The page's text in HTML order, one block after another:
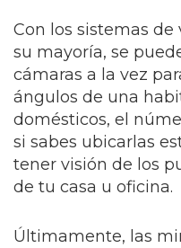
Con los sistemas
su mayoría, se
cámaras a la vez
ángulos de una
domésticos, el
si sabes ubicarlas
tener visión de los
de tu casa u oficina.
Últimamente, las